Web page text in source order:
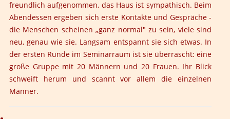
freundlich aufgenommen, das Haus ist sympathisch. Beim
Abendessen ergeben sich erste Kontakte und Gespräche -
die Menschen scheinen „ganz normal" zu sein, viele sind
neu, genau wie sie. Langsam entspannt sie sich etwas. In
der ersten Runde im Seminarraum ist sie überrascht: eine
große Gruppe mit 20 Männern und 20 Frauen. Ihr Blick
schweift herum und scannt vor allem die einzelnen
Männer.